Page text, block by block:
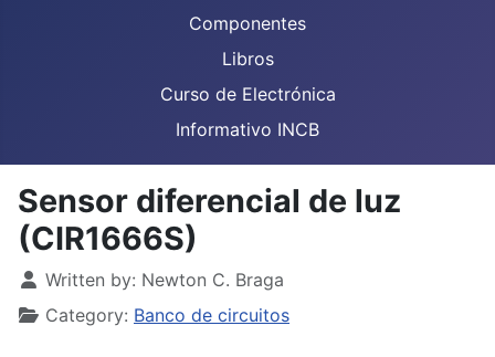
Componentes
Libros
Curso de Electrónica
Informativo INCB
Sensor diferencial de luz
(CIR1666S)
Details
Written by: Newton C. Braga
Category: Banco de circuitos